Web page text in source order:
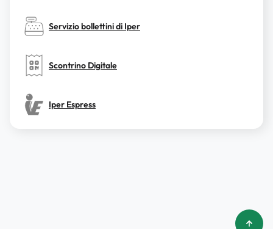
Servizio bollettini di Iper
Scontrino Digitale
Iper Espress